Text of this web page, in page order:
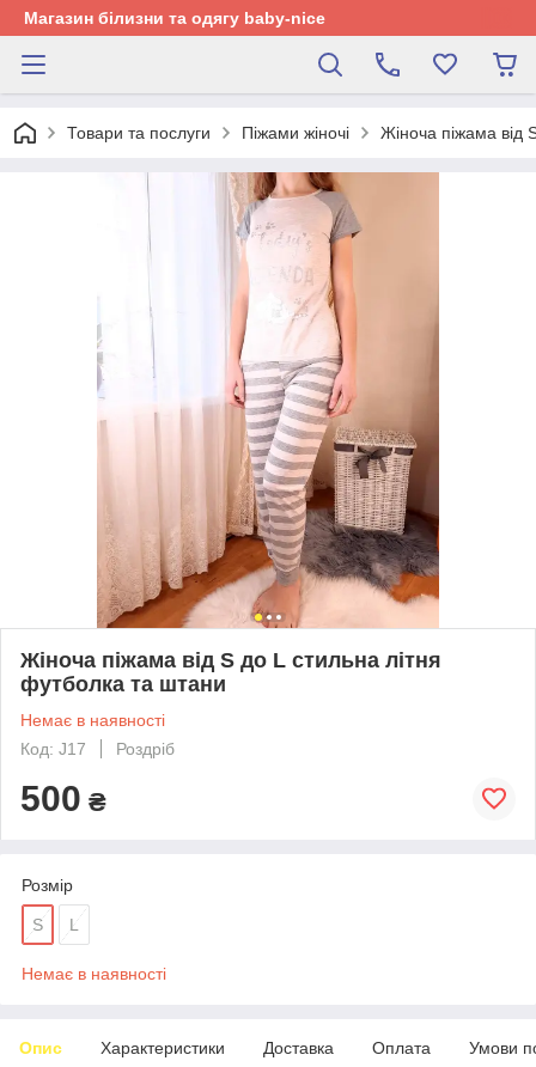
Магазин білизни та одягу baby-nice
Товари та послуги Піжами жіночі Жіноча піжама від
Жіноча піжама від S до L стильна літня
футболка та штани
Немає в наявності
Код: J17
Роздріб
500 ₴
Розмір
S L
Немає в наявності
Опис Характеристики Доставка Оплата Умови